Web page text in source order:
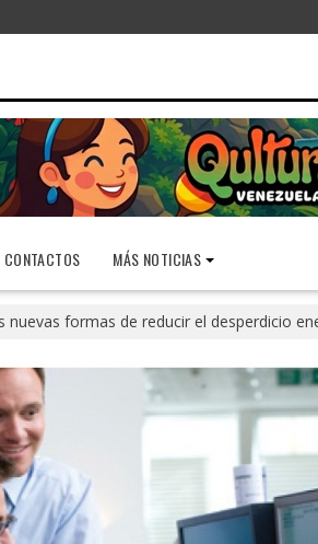
CONTACTOS MÁS NOTICIAS
nuevas formas de reducir el desperdicio